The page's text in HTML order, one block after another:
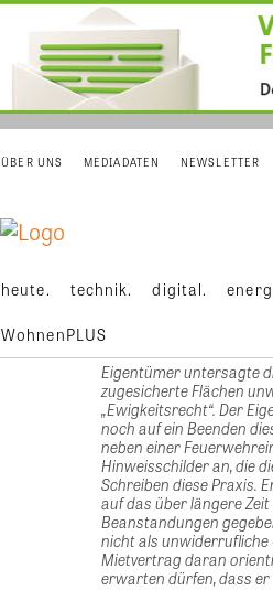
ÜBER UNS MEDIADATEN NEWSLETTER
heute. technik. digital.
WohnenPLUS
Eigentümer untersagte
zugesicherte Flächen
„Ewigkeitsrecht“. Der
noch auf ein Beenden
neben einer
Hinweisschilder an, die
Schreiben diese Praxis.
auf das über längere
Beanstandungen
nicht als unwiderrufliche
Mietvertrag daran
erwarten dürfen, dass